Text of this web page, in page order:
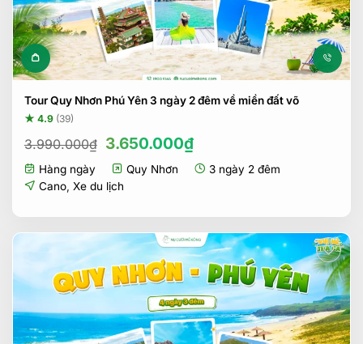
Tour Quy Nhơn Phú Yên 3 ngày 2 đêm về miền đất võ
★ 4.9 (39)
3.990.000₫ Giá
là:
3.990.000₫.
3.650.000₫Giá
hiện
tại
Hàng ngày Quy Nhơn
3 ngày 2 đêm
Cano, Xe du lịch